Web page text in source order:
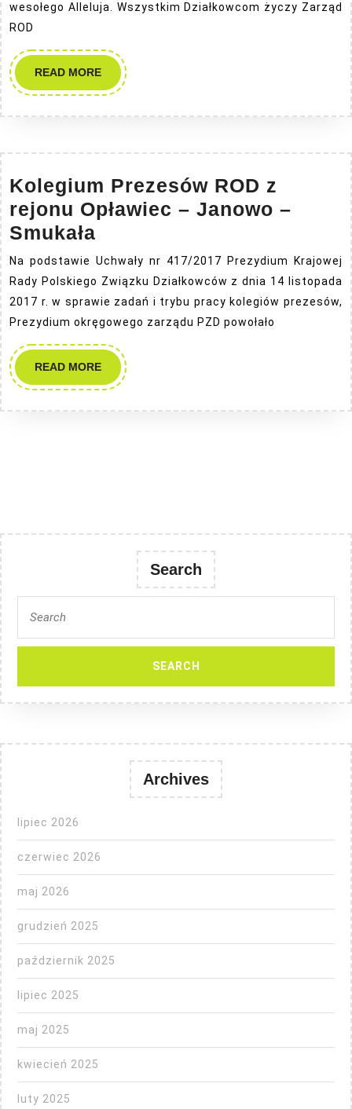
wesołego Alleluja. Wszystkim Działkowcom życzy Zarząd
ROD
READ MOREREAD
MORE
Kolegium Prezesów ROD z
rejonu Opławiec – Janowo –
Smukała
Prezesów
ROD
z
rejonu
Opławiec
–
Janowo
Na podstawie Uchwały nr 417/2017 Prezydium Krajowej
Rady Polskiego Związku Działkowców z dnia 14 listopada
2017 r. w sprawie zadań i trybu pracy kolegiów prezesów,
Prezydium okręgowego zarządu PZD powołało
READ MOREREAD
MORE
Search
for:
Archives
lipiec 2026
czerwiec 2026
maj 2026
grudzień 2025
październik 2025
lipiec 2025
maj 2025
kwiecień 2025
luty 2025